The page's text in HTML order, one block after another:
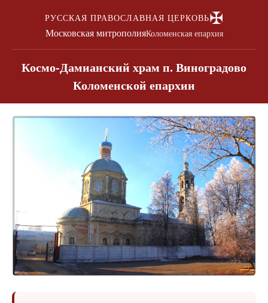
РУССКАЯ ПРАВОСЛАВНАЯ ЦЕРКОВЬ✠
Московская митрополияКоломенская епархия
Космо-Дамианский храм п. Виноградово
Коломенской епархии